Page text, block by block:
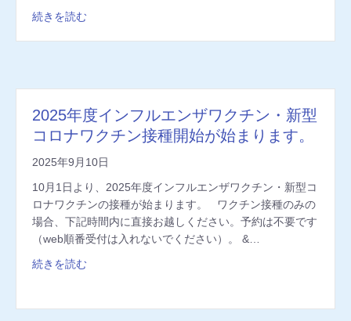
続きを読む
2025年度インフルエンザワクチン・新型
コロナワクチン接種開始が始まります。
2025年9月10日
10月1日より、2025年度インフルエンザワクチン・新型コ
ロナワクチンの接種が始まります。 ワクチン接種のみの
場合、下記時間内に直接お越しください。予約は不要です
（web順番受付は入れないでください）。 &…
続きを読む